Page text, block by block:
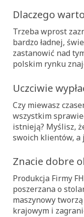
Dlaczego
Trzeba wprost
bardzo ładnej,
zastanowić nad
polskim rynku
Uczciwie
Czy miewasz
wszystkim
istnieją? Myślisz,
swoich klientów, a
Znacie dobre
Produkcja Firmy
poszerzana o
maszynowy
krajowym i